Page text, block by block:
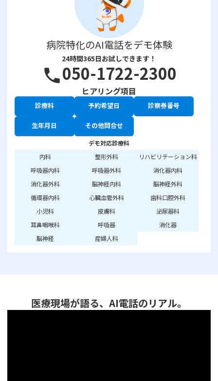
病院特化のAI電話をデモ体験
24時間365日お試しできます！
phone050-1722-2300
ヒアリング項目
診療科 予約希望日 診察券番号
生年月日 その他問合せ
デモ対応診療科
内科
整形外科
リハビリテーション科
呼吸器内科
呼吸器外科
消化器内科
消化器外科
脳神経内科
脳神経外科
循環器内科
心臓血管外科
歯科口腔外科
小児科
皮膚科
泌尿器科
耳鼻咽喉科
呼吸器
消化器
脳神経
産婦人科
医療現場が語る、AI電話のリアル。